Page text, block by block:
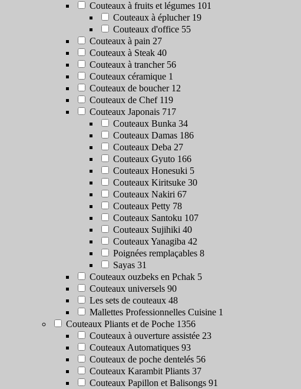
Couteaux à fruits et légumes 101
Couteaux à éplucher 19
Couteaux d'office 55
Couteaux à pain 27
Couteaux à Steak 40
Couteaux à trancher 56
Couteaux céramique 1
Couteaux de boucher 12
Couteaux de Chef 119
Couteaux Japonais 717
Couteaux Bunka 34
Couteaux Damas 186
Couteaux Deba 27
Couteaux Gyuto 166
Couteaux Honesuki 5
Couteaux Kiritsuke 30
Couteaux Nakiri 67
Couteaux Petty 78
Couteaux Santoku 107
Couteaux Sujihiki 40
Couteaux Yanagiba 42
Poignées remplaçables 8
Sayas 31
Couteaux ouzbeks en Pchak 5
Couteaux universels 90
Les sets de couteaux 48
Mallettes Professionnelles Cuisine 1
Couteaux Pliants et de Poche 1356
Couteaux à ouverture assistée 23
Couteaux Automatiques 93
Couteaux de poche dentelés 56
Couteaux Karambit Pliants 37
Couteaux Papillon et Balisongs 91